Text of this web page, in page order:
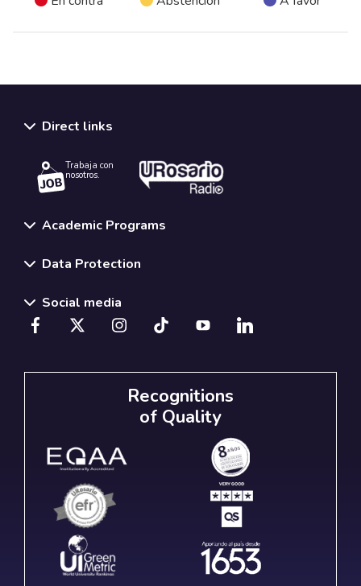
Direct links
Trabaja con
nosotros.
Academic Programs
Data Protection
Social media
Recognitions
of Quality